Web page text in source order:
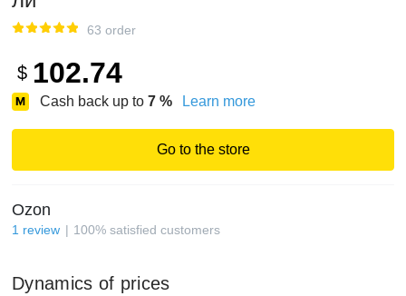
63 order
$ 102.74
Cash back up to 7 % Learn more
Go to the store
Ozon
1 review 100% satisfied customers
Dynamics of prices